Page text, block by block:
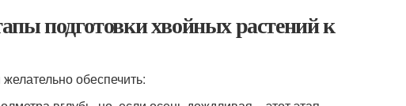
подготовки хвойных растений к
обеспечить: